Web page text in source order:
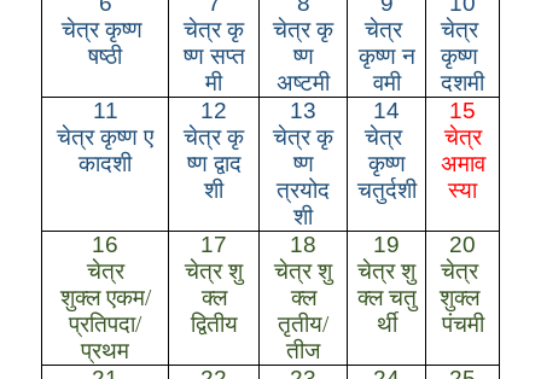
चेत्रकृष्ण
षष्ठी
चेत्रकृ
ष्णसप्त
मी
चेत्रकृ
ष्ण
अष्टमी
चेत्र
कृष्णन
वमी
चेत्र
कृष्ण
दशमी
11
चेत्रकृष्णए
कादशी
12
चेत्रकृ
ष्णद्वाद
शी
13
चेत्रकृ
ष्ण
त्रयोद
शी
14
चेत्र
कृष्ण
चतुर्दशी
15
चेत्र
अमाव
स्या
16
चेत्र
शुक्लएकम/
प्रतिपदा/
प्रथम
17
चेत्रशु
क्ल
द्वितीय
18
चेत्रशु
क्ल
तृतीय/
तीज
19
चेत्रशु
क्लचतु
र्थी
20
चेत्र
शुक्ल
पंचमी